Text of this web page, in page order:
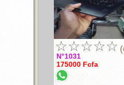
☆☆☆☆☆ (
N°1031
175000 Fcfa